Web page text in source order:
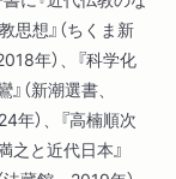
否定されるべき
不滅を科学的に説
思想』（ちくま新
年）、『科学化
（新潮選書、
年）、『高楠順次
之と近代日本』